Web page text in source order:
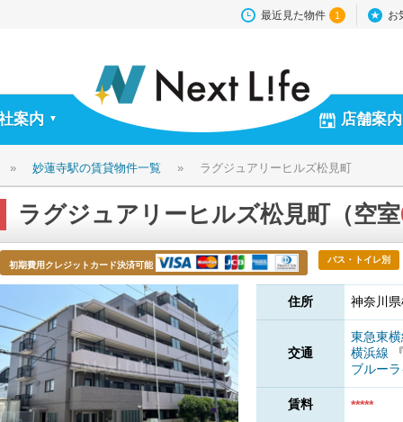
最近見た物件 1 お
案内 ▼ 店舗案内
妙蓮寺駅の賃貸物件一覧 » ラグジュアリーヒルズ松見町
ラグジュアリーヒルズ松見町（空室
初期費用クレジットカード決済可能
バス・トイレ別
住所 神奈川
交通
東急東
横浜線
ブルー
賃料 *****